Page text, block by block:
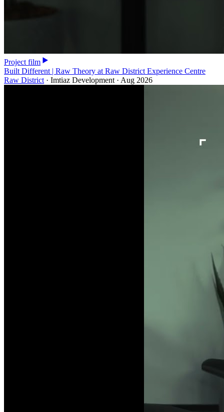
Project film
Built Different | Raw Theory at Raw District Experience Centre
Raw District · Imtiaz Development · Aug 2026